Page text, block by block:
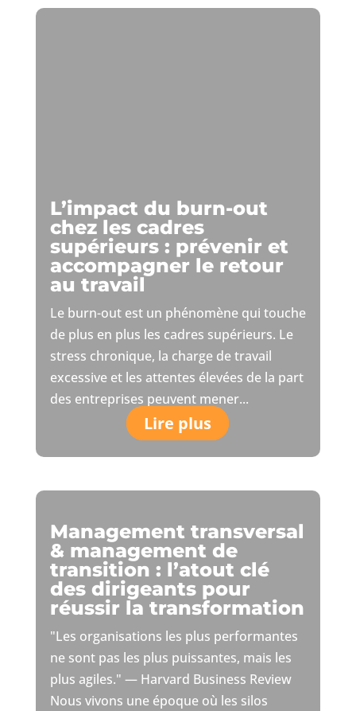
L’impact du burn-out
chez les cadres
supérieurs : prévenir et
accompagner le retour
au travail
Le burn-out est un phénomène qui touche
de plus en plus les cadres supérieurs. Le
stress chronique, la charge de travail
excessive et les attentes élevées de la part
des entreprises peuvent mener...
Lire plus
Management transversal
& management de
transition : l’atout clé
des dirigeants pour
réussir la transformation
"Les organisations les plus performantes
ne sont pas les plus puissantes, mais les
plus agiles." — Harvard Business Review
Nous vivons une époque où les silos